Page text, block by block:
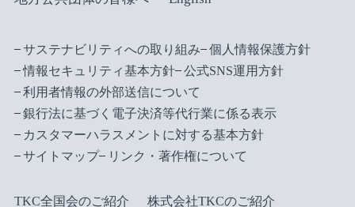
サステナビリティへの取り組み
個人情報保護方針
情報セキュリティ基本方針
公式SNS運用方針
利用者情報の外部送信について
銀行法に基づく電子決済等代行業に係る表示
カスタマーハラスメントに対する基本方針
サイトマップ
リンク・著作権について
TKC全国会のご紹介 株式会社TKCのご紹介